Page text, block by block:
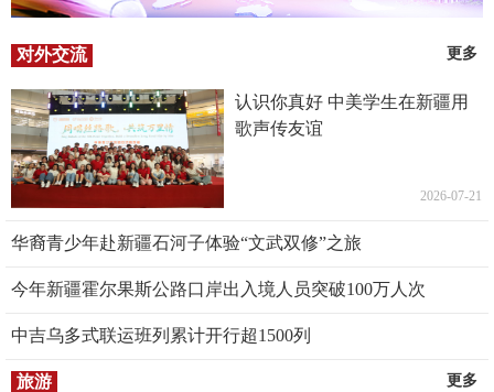
对外交流 更多
认识你真好 中美学生在新疆用
歌声传友谊
2026-07-21
华裔青少年赴新疆石河子体验“文武双修”之旅
今年新疆霍尔果斯公路口岸出入境人员突破100万人次
中吉乌多式联运班列累计开行超1500列
旅游 更多